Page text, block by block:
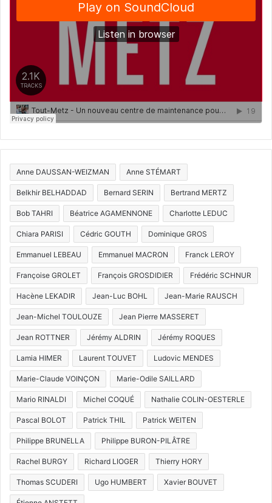
Anne DAUSSAN-WEIZMAN Anne STÉMART
Belkhir BELHADDAD Bernard SERIN Bertrand MERTZ
Bob TAHRI Béatrice AGAMENNONE Charlotte LEDUC
Chiara PARISI Cédric GOUTH Dominique GROS
Emmanuel LEBEAU Emmanuel MACRON Franck LEROY
Françoise GROLET François GROSDIDIER Frédéric SCHNUR
Hacène LEKADIR Jean-Luc BOHL Jean-Marie RAUSCH
Jean-Michel TOULOUZE Jean Pierre MASSERET
Jean ROTTNER Jérémy ALDRIN Jérémy ROQUES
Lamia HIMER Laurent TOUVET Ludovic MENDES
Marie-Claude VOINÇON Marie-Odile SAILLARD
Mario RINALDI Michel COQUÉ Nathalie COLIN-OESTERLE
Pascal BOLOT Patrick THIL Patrick WEITEN
Philippe BRUNELLA Philippe BURON-PILÂTRE
Rachel BURGY Richard LIOGER Thierry HORY
Thomas SCUDERI Ugo HUMBERT Xavier BOUVET